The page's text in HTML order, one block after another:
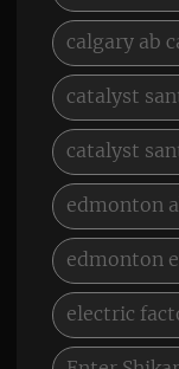
calgary ab
catalyst
catalyst
edmonton
edmonton
electric